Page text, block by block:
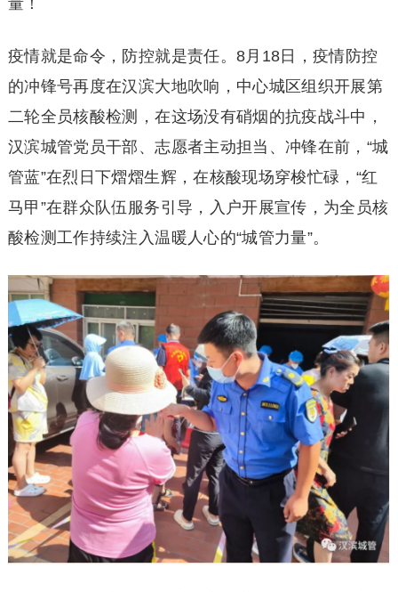
量！
疫情就是命令，防控就是责任。8月18日，疫情防控
的冲锋号再度在汉滨大地吹响，中心城区组织开展第
二轮全员核酸检测，在这场没有硝烟的抗疫战斗中，
汉滨城管党员干部、志愿者主动担当、冲锋在前，“城
管蓝”在烈日下熠熠生辉，在核酸现场穿梭忙碌，“红
马甲”在群众队伍服务引导，入户开展宣传，为全员核
酸检测工作持续注入温暖人心的“城管力量”。